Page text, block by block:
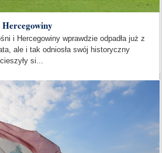
Hercegowiny
i Hercegowiny wprawdzie odpadła już z
ale i tak odniosła swój historyczny
si...